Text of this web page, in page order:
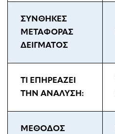
ΣΥΝΘΗΚΕΣ
ΜΕΤΑΦΟΡΑΣ
ΔΕΙΓΜΑΤΟΣ
ΤΙ ΕΠΗΡΕΑΖΕΙ
ΤΗΝ ΑΝΑΛΥΣΗ:
ΜΕΘΟΔΟΣ